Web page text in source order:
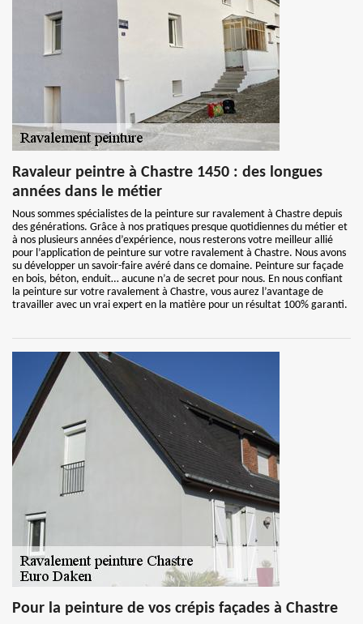
Ravaleur peintre à Chastre 1450 : des longues
années dans le métier
Nous sommes spécialistes de la peinture sur ravalement à Chastre depuis
des générations. Grâce à nos pratiques presque quotidiennes du métier et
à nos plusieurs années d’expérience, nous resterons votre meilleur allié
pour l’application de peinture sur votre ravalement à Chastre. Nous avons
su développer un savoir-faire avéré dans ce domaine. Peinture sur façade
en bois, béton, enduit… aucune n’a de secret pour nous. En nous confiant
la peinture sur votre ravalement à Chastre, vous aurez l’avantage de
travailler avec un vrai expert en la matière pour un résultat 100% garanti.
Pour la peinture de vos crépis façades à Chastre